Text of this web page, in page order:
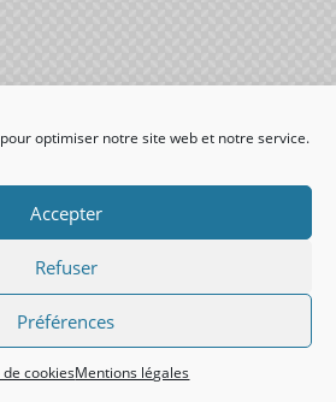
optimiser notre site web et notre service.
Accepter
Refuser
Préférences
cookiesMentions légales